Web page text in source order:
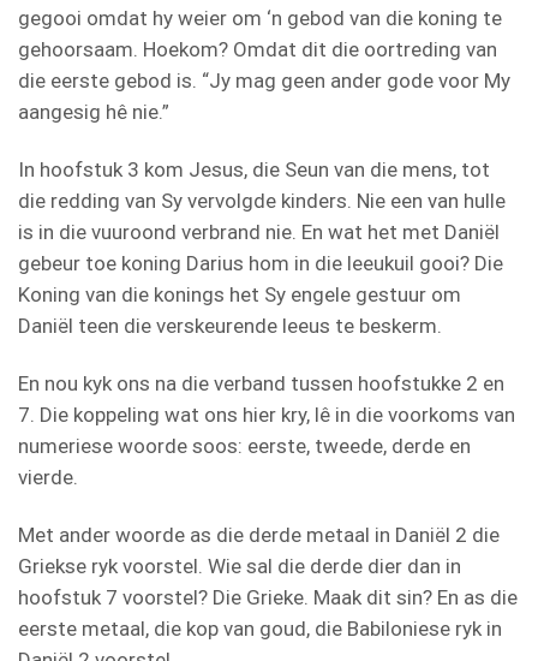
gegooi omdat hy weier om ‘n gebod van die koning te
gehoorsaam. Hoekom? Omdat dit die oortreding van
die eerste gebod is. “Jy mag geen ander gode voor My
aangesig hê nie.”
In hoofstuk 3 kom Jesus, die Seun van die mens, tot
die redding van Sy vervolgde kinders. Nie een van hulle
is in die vuuroond verbrand nie. En wat het met Daniël
gebeur toe koning Darius hom in die leeukuil gooi? Die
Koning van die konings het Sy engele gestuur om
Daniël teen die verskeurende leeus te beskerm.
En nou kyk ons na die verband tussen hoofstukke 2 en
7. Die koppeling wat ons hier kry, lê in die voorkoms van
numeriese woorde soos: eerste, tweede, derde en
vierde.
Met ander woorde as die derde metaal in Daniël 2 die
Griekse ryk voorstel. Wie sal die derde dier dan in
hoofstuk 7 voorstel? Die Grieke. Maak dit sin? En as die
eerste metaal, die kop van goud, die Babiloniese ryk in